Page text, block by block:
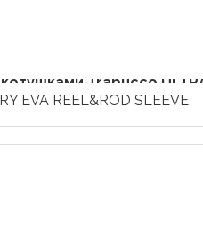
Trabucco
EVA REEL&ROD SLEEVE